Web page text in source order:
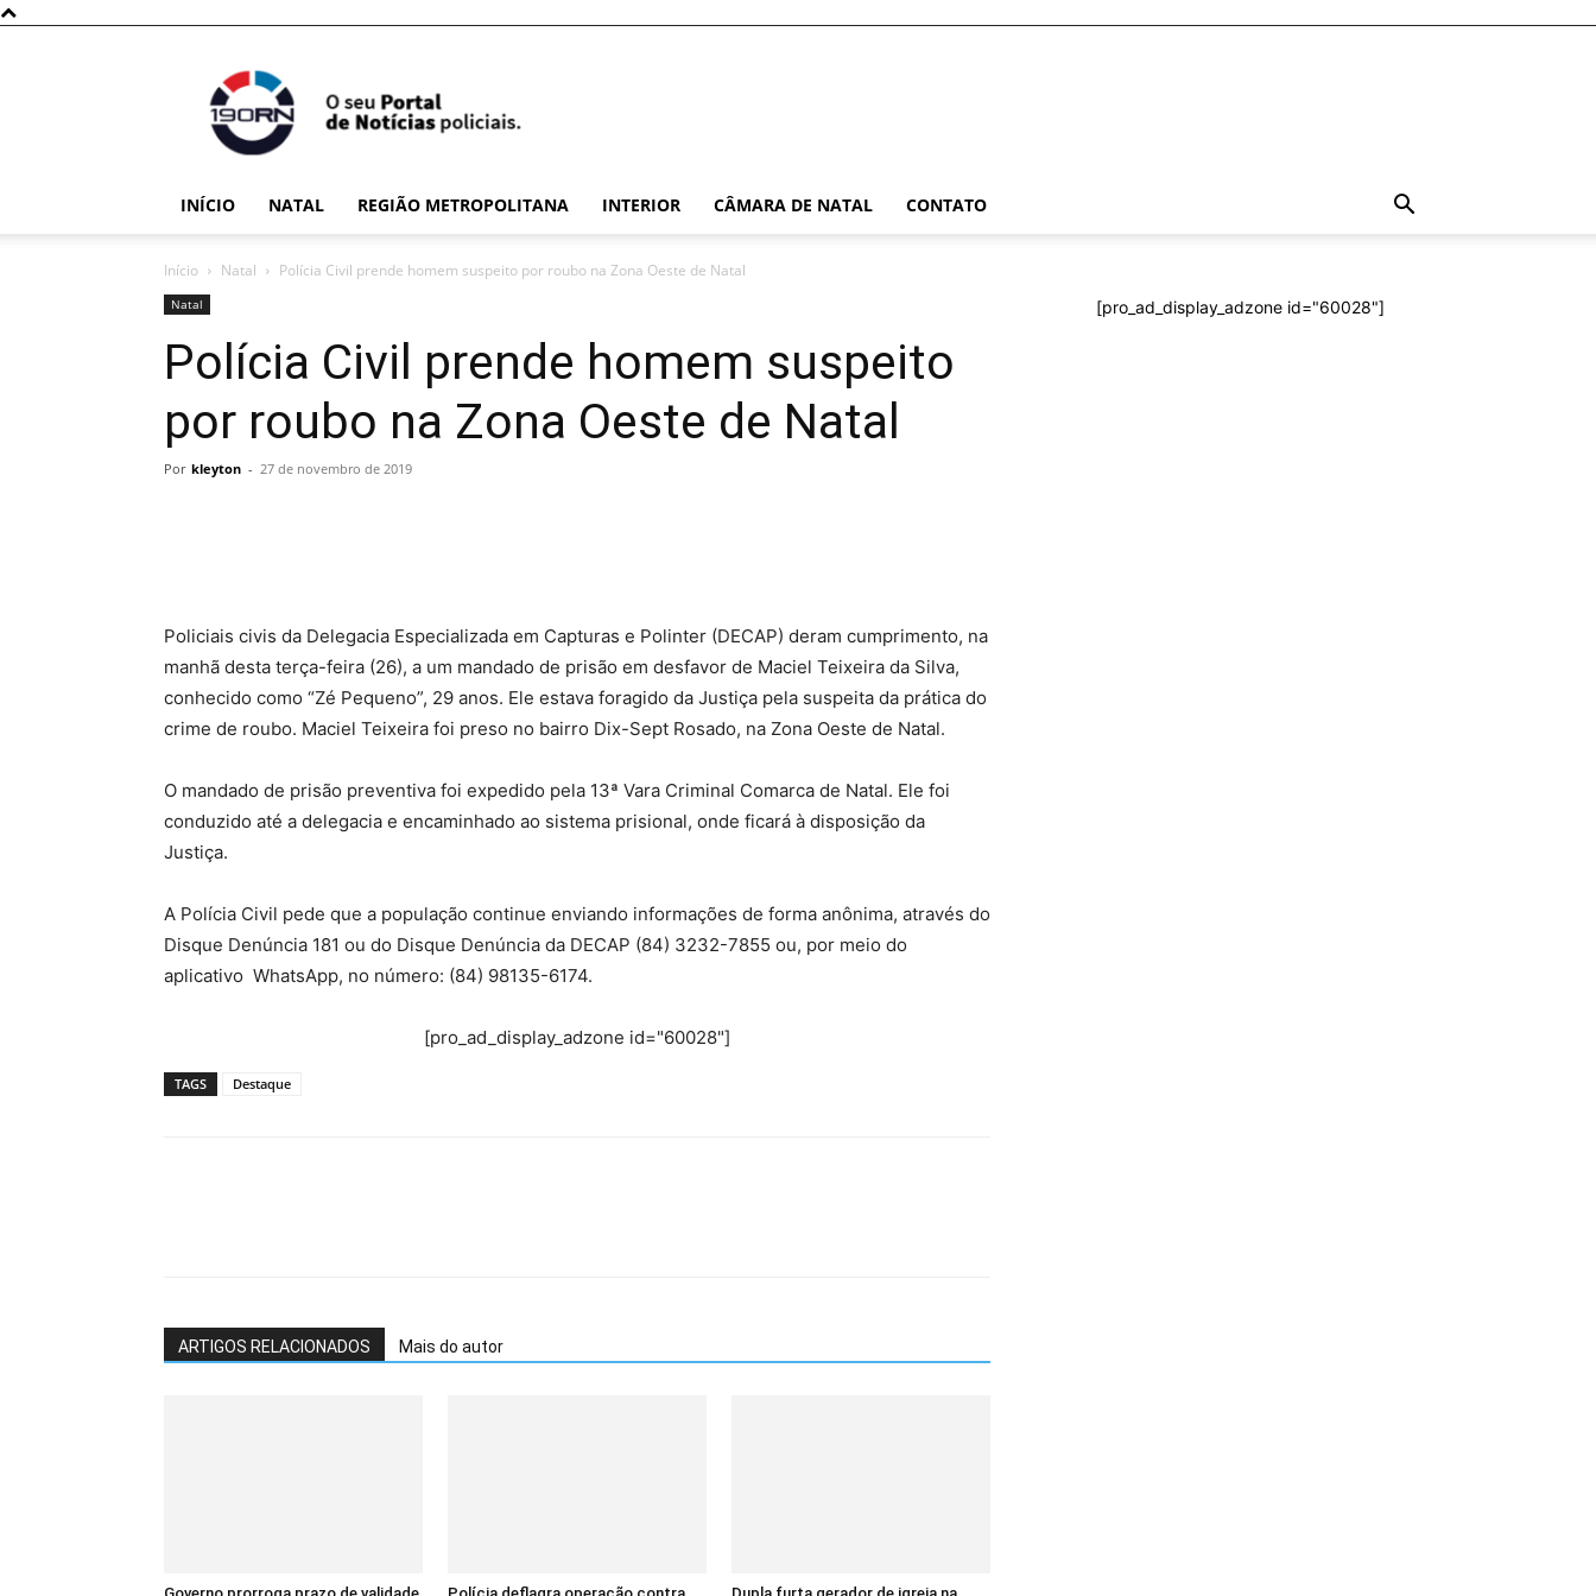
INÍCIO NATAL REGIÃO METROPOLITANA INTERIOR CÂMARA DE NATAL CONTATO
Início Natal Polícia Civil prende homem suspeito por roubo na Zona Oeste de Natal
Natal
Polícia Civil prende homem suspeito
por roubo na Zona Oeste de Natal
Por kleyton - 27 de novembro de 2019
Policiais civis da Delegacia Especializada em Capturas e Polinter (DECAP) deram cumprimento, na
manhã desta terça-feira (26), a um mandado de prisão em desfavor de Maciel Teixeira da Silva,
conhecido como “Zé Pequeno”, 29 anos. Ele estava foragido da Justiça pela suspeita da prática do
crime de roubo. Maciel Teixeira foi preso no bairro Dix-Sept Rosado, na Zona Oeste de Natal.
O mandado de prisão preventiva foi expedido pela 13ª Vara Criminal Comarca de Natal. Ele foi
conduzido até a delegacia e encaminhado ao sistema prisional, onde ficará à disposição da
Justiça.
A Polícia Civil pede que a população continue enviando informações de forma anônima, através do
Disque Denúncia 181 ou do Disque Denúncia da DECAP (84) 3232-7855 ou, por meio do
aplicativo WhatsApp, no número: (84) 98135-6174.
[pro_ad_display_adzone id="60028"]
TAGS Destaque
ARTIGOS RELACIONADOS Mais do autor
[pro_ad_display_adzone id="60028"]